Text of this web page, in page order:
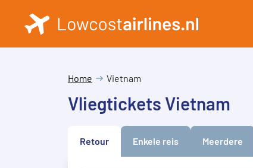
Home Vietnam
Vliegtickets Vietnam
Retour Enkele reis Meerdere